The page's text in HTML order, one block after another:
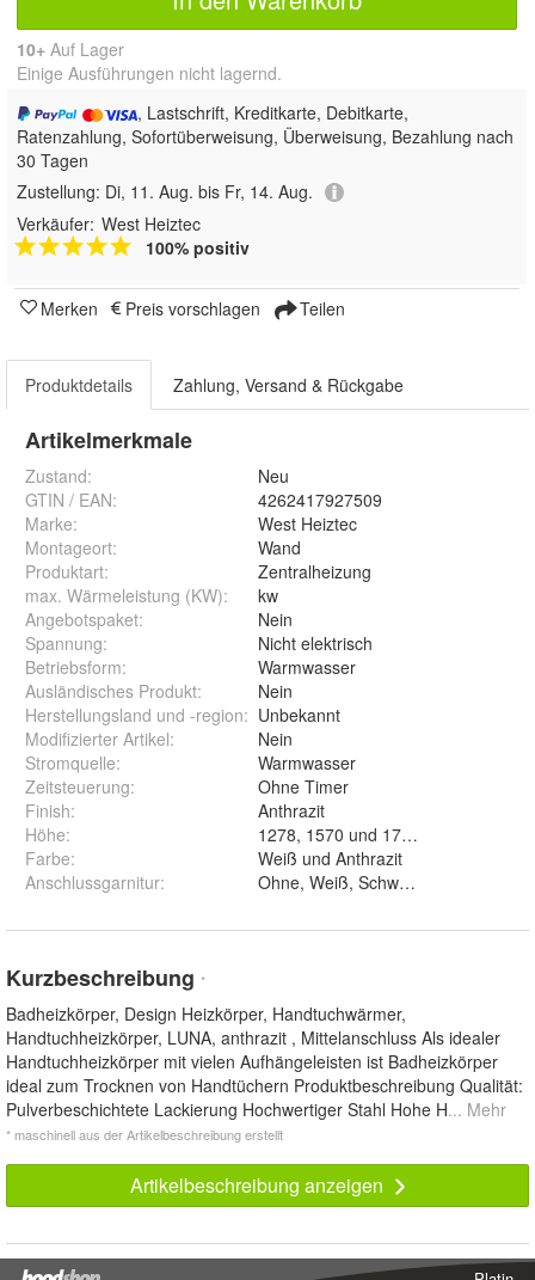
10+ Auf Lager
Einige Ausführungen nicht lagernd.
, Lastschrift, Kreditkarte, Debitkarte,
Ratenzahlung, Sofortüberweisung, Überweisung, Bezahlung nach
30 Tagen
Zustellung: Di, 11. Aug. bis Fr, 14. Aug.
Verkäufer: West Heiztec
100% positiv
Merken Preis vorschlagen Teilen
Produktdetails Zahlung, Versand & Rückgabe
Artikelmerkmale
Zustand:
Neu
GTIN / EAN:
4262417927509
Marke:
West Heiztec
Montageort:
Wand
Produktart:
Zentralheizung
max. Wärmeleistung (KW):
kw
Angebotspaket:
Nein
Spannung:
Nicht elektrisch
Betriebsform:
Warmwasser
Ausländisches Produkt:
Nein
Herstellungsland und -region: Unbekannt
Modifizierter Artikel:
Nein
Stromquelle:
Warmwasser
Zeitsteuerung:
Ohne Timer
Finish:
Anthrazit
Höhe:
1278, 1570 und 1716
Farbe:
Weiß und Anthrazit
Anschlussgarnitur:
Kurzbeschreibung *
Badheizkörper, Design Heizkörper, Handtuchwärmer,
Handtuchheizkörper, LUNA, anthrazit , Mittelanschluss Als idealer
Handtuchheizkörper mit vielen Aufhängeleisten ist Badheizkörper
ideal zum Trocknen von Handtüchern Produktbeschreibung Qualität:
Pulverbeschichtete Lackierung Hochwertiger Stahl Hohe H... Mehr
* maschinell aus der Artikelbeschreibung erstellt
Artikelbeschreibung anzeigen